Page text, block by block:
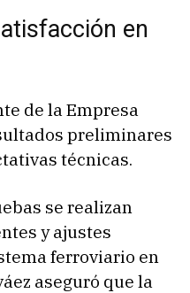
en
de la Empresa
preliminares
técnicas.
se realizan
y ajustes
ferroviario en
aseguró que la